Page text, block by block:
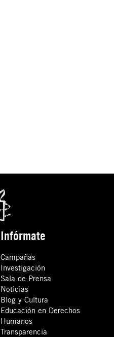
Infórmate
Campañas
Investigación
Sala de Prensa
Noticias
Blog y Cultura
Educación en Derechos
Humanos
Transparencia